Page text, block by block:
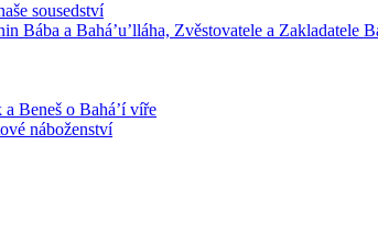
sousedství
Bába a Bahá’u’lláha, Zvěstovatele a Zakladatele
Beneš o Bahá’í víře
náboženství